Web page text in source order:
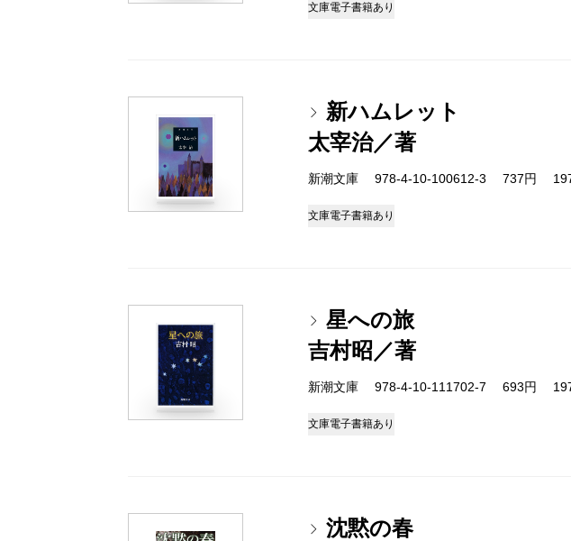
文庫電子書籍あり
新ハムレット
太宰治／著
新潮文庫 978-4-10-100612-3 737円
文庫電子書籍あり
星への旅
吉村昭／著
新潮文庫 978-4-10-111702-7 693円
文庫電子書籍あり
沈黙の春